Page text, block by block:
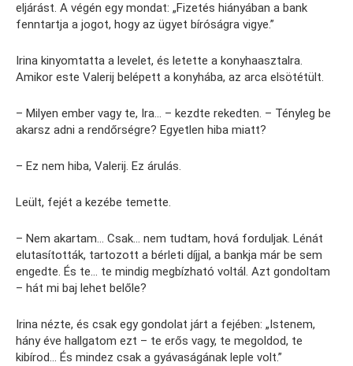
eljárást. A végén egy mondat: „Fizetés hiányában a bank
fenntartja a jogot, hogy az ügyet bíróságra vigye.”
Irina kinyomtatta a levelet, és letette a konyhaasztalra.
Amikor este Valerij belépett a konyhába, az arca elsötétült.
– Milyen ember vagy te, Ira… – kezdte rekedten. – Tényleg be
akarsz adni a rendőrségre? Egyetlen hiba miatt?
– Ez nem hiba, Valerij. Ez árulás.
Leült, fejét a kezébe temette.
– Nem akartam… Csak… nem tudtam, hová forduljak. Lénát
elutasították, tartozott a bérleti díjjal, a bankja már be sem
engedte. És te… te mindig megbízható voltál. Azt gondoltam
– hát mi baj lehet belőle?
Irina nézte, és csak egy gondolat járt a fejében: „Istenem,
hány éve hallgatom ezt – te erős vagy, te megoldod, te
kibírod… És mindez csak a gyávaságának leple volt.”